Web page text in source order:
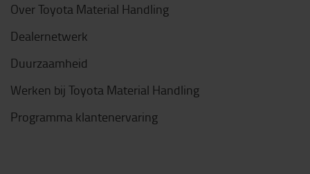
Over Toyota Material Handling
Dealernetwerk
Duurzaamheid
Werken bij Toyota Material Handling
Programma klantenervaring